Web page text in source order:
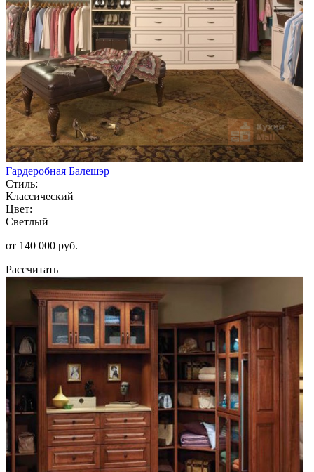
Гардеробная Балешэр
Стиль:
Классический
Цвет:
Светлый
от 140 000 руб.
Рассчитать